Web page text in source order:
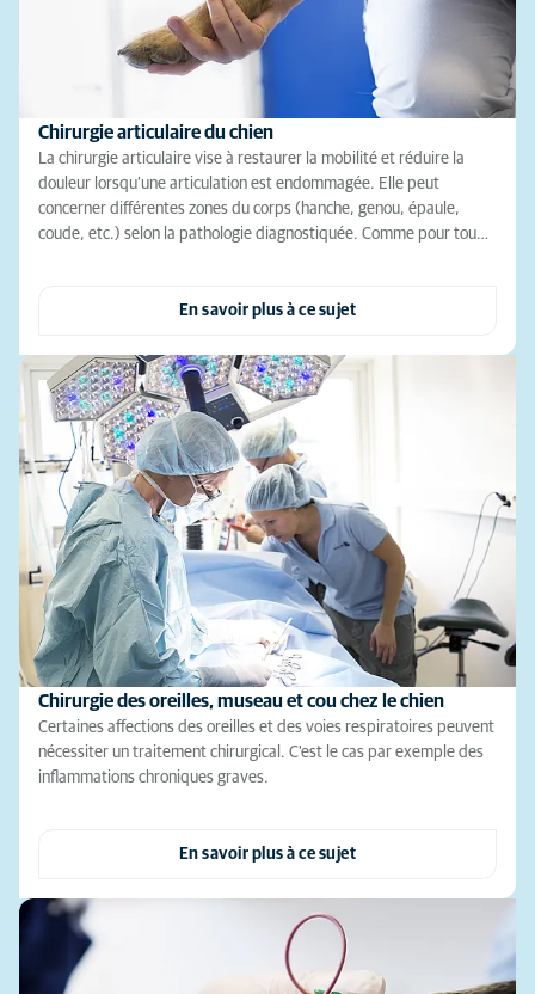
Chirurgie articulaire du chien
La chirurgie articulaire vise à restaurer la mobilité et réduire la
douleur lorsqu’une articulation est endommagée. Elle peut
concerner différentes zones du corps (hanche, genou, épaule,
coude, etc.) selon la pathologie diagnostiquée. Comme pour tou…
En savoir plus à ce sujet
Chirurgie des oreilles, museau et cou chez le chien
Certaines affections des oreilles et des voies respiratoires peuvent
nécessiter un traitement chirurgical. C'est le cas par exemple des
inflammations chroniques graves.
En savoir plus à ce sujet